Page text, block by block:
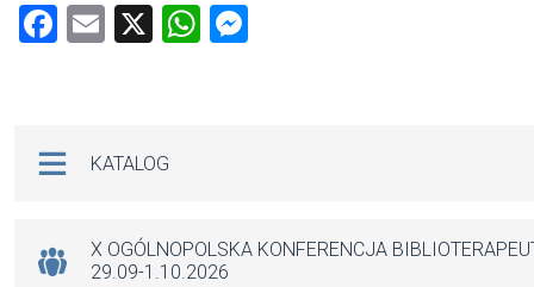
F
o
k
E
X
W
p
KATALOG
X OGÓLNOPOLSKA KONFERENCJA
29.09-1.10.2026